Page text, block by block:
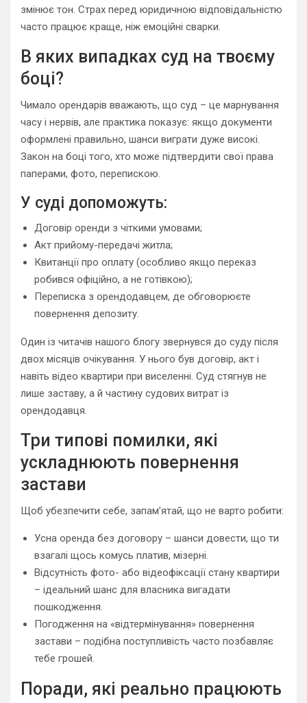
змінює тон. Страх перед юридичною відповідальністю
часто працює краще, ніж емоційні сварки.
В яких випадках суд на твоєму
боці?
Чимало орендарів вважають, що суд – це марнування
часу і нервів, але практика показує: якщо документи
оформлені правильно, шанси виграти дуже високі.
Закон на боці того, хто може підтвердити свої права
паперами, фото, перепискою.
У суді допоможуть:
Договір оренди з чіткими умовами;
Акт прийому-передачі житла;
Квитанції про оплату (особливо якщо переказ
робився офіційно, а не готівкою);
Переписка з орендодавцем, де обговорюєте
повернення депозиту.
Один із читачів нашого блогу звернувся до суду після
двох місяців очікування. У нього був договір, акт і
навіть відео квартири при виселенні. Суд стягнув не
лише заставу, а й частину судових витрат із
орендодавця.
Три типові помилки, які
ускладнюють повернення
застави
Щоб убезпечити себе, запам’ятай, що не варто робити:
Усна оренда без договору – шанси довести, що ти
взагалі щось комусь платив, мізерні.
Відсутність фото- або відеофіксації стану квартири
– ідеальний шанс для власника вигадати
пошкодження.
Погодження на «відтермінування» повернення
застави – подібна поступливість часто позбавляє
тебе грошей.
Поради, які реально працюють